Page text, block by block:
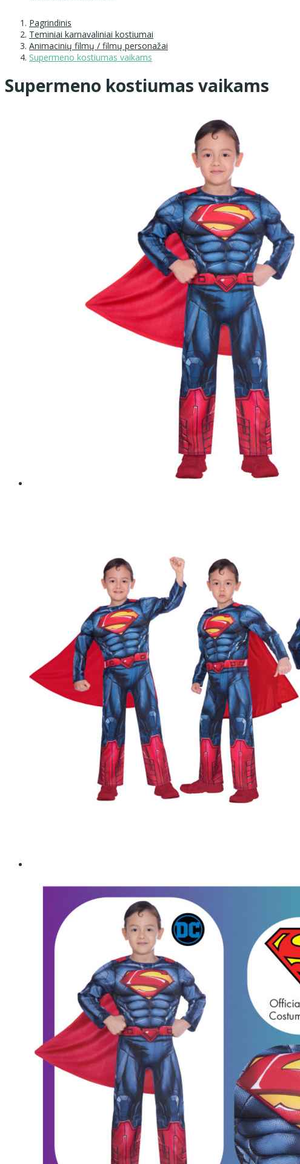
Pagrindinis
Teminiai karnavaliniai kostiumai
Animacinių filmų / filmų personažai
Supermeno kostiumas vaikams
Supermeno kostiumas vaikams